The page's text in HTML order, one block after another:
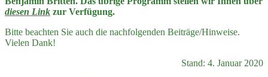
diesen Link zur Verfügung.
Bitte beachten Sie auch die nachfolgenden Beiträge/Hinweise.
Vielen Dank!
Stand: 4. Januar 2020